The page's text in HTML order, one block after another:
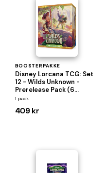
BOOSTERPAKKE
Disney Lorcana TCG: Set
12 - Wilds Unknown -
Prerelease Pack (6
Booster Packs)
1 pack
409 kr